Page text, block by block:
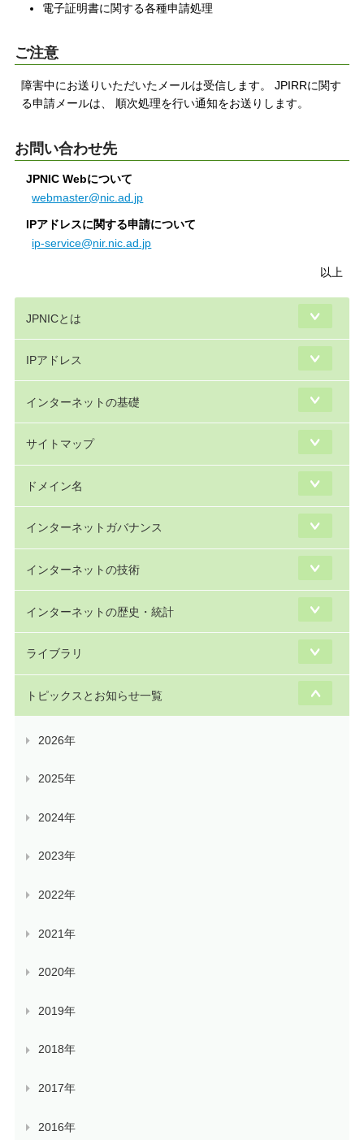
電子証明書に関する各種申請処理
ご注意
障害中にお送りいただいたメールは受信します。 JPIRRに関す
る申請メールは、 順次処理を行い通知をお送りします。
お問い合わせ先
JPNIC Webについて
webmaster@nic.ad.jp
IPアドレスに関する申請について
ip-service@nir.nic.ad.jp
以上
JPNICとは
IPアドレス
インターネットの基礎
サイトマップ
ドメイン名
インターネットガバナンス
インターネットの技術
インターネットの歴史・統計
ライブラリ
トピックスとお知らせ一覧
2026年
2025年
2024年
2023年
2022年
2021年
2020年
2019年
2018年
2017年
2016年